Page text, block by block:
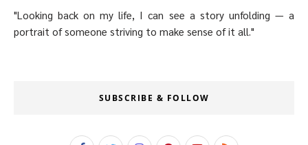
"Looking back on my life, I can see a story unfolding — a
portrait of someone striving to make sense of it all."
SUBSCRIBE & FOLLOW